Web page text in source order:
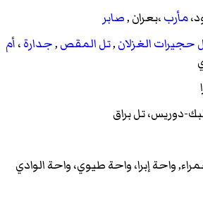
،مأرب،بعران,صابر
حجيرات الغزلان,تل المقص,جدارة،أم
دوريس،تل براق
,واحة إبرا،واحة طيوي،واحة الوادي